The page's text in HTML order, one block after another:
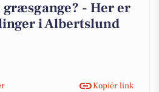
græsgange? - Her er
i Albertslund
Kopiér link